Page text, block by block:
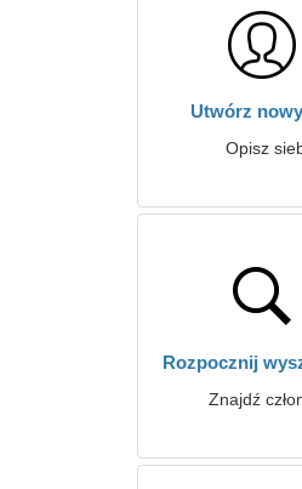
Utwórz
Opisz
Rozpocznij
Znajdź